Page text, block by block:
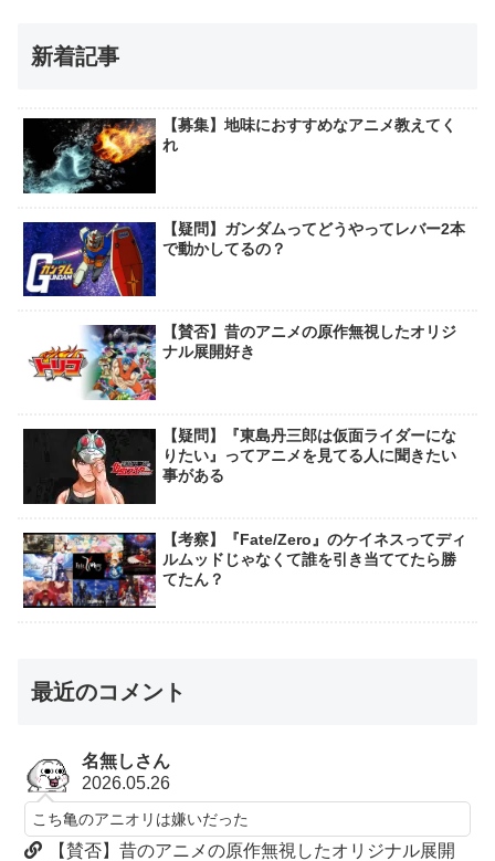
新着記事
【募集】地味におすすめなアニメ教えてく
れ
【疑問】ガンダムってどうやってレバー2本
で動かしてるの？
【賛否】昔のアニメの原作無視したオリジ
ナル展開好き
【疑問】『東島丹三郎は仮面ライダーにな
りたい』ってアニメを見てる人に聞きたい
事がある
【考察】『Fate/Zero』のケイネスってディ
ルムッドじゃなくて誰を引き当ててたら勝
てたん？
最近のコメント
名無しさん
2026.05.26
こち亀のアニオリは嫌いだった
【賛否】昔のアニメの原作無視したオリジナル展開